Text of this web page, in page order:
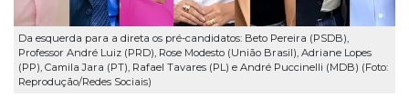
Da esquerda para a direta os pré-candidatos: Beto Pereira (PSDB),
Professor André Luiz (PRD), Rose Modesto (União Brasil), Adriane Lopes
(PP), Camila Jara (PT), Rafael Tavares (PL) e André Puccinelli (MDB) (Foto:
Reprodução/Redes Sociais)